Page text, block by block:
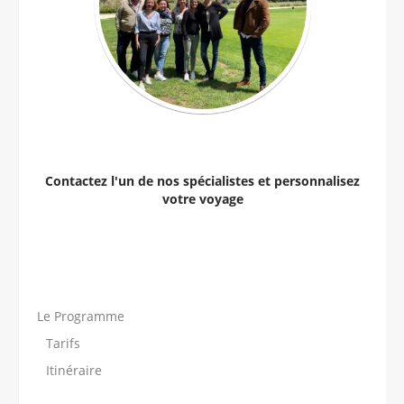
Contactez l'un de nos spécialistes et personnalisez
votre voyage
Le Programme
Tarifs
Itinéraire